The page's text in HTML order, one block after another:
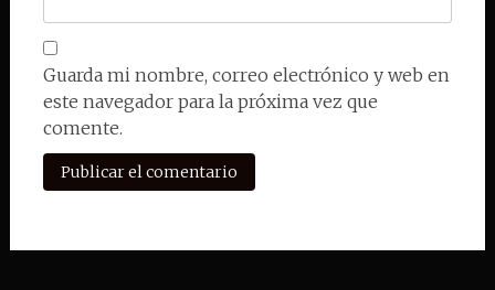
Guarda mi nombre, correo electrónico y web en
este navegador para la próxima vez que
comente.